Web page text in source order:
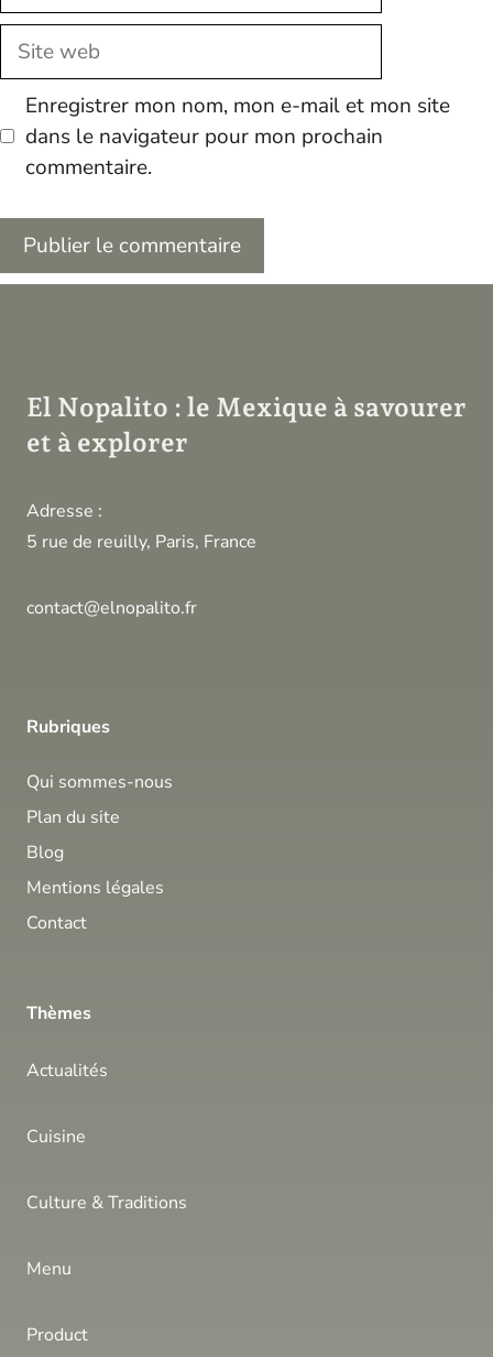
Site
Enregistrer mon nom, mon e-mail et mon site
dans le navigateur pour mon prochain
commentaire.
El Nopalito : le Mexique à savourer
et à explorer
Adresse :
5 rue de reuilly, Paris, France
contact@elnopalito.fr
Rubriques
Qui sommes-nous
Plan du site
Blog
Mentions légales
Contact
Thèmes
Actualités
Cuisine
Culture & Traditions
Menu
Product